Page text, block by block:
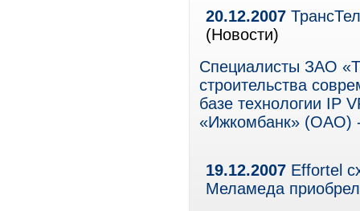
20.12.2007
(Новости)
Специалисты ЗАО
строительства
базе технологии IP
«Ижкомбанк» (ОАО) -
19.12.2007 Effortel
Меламеда